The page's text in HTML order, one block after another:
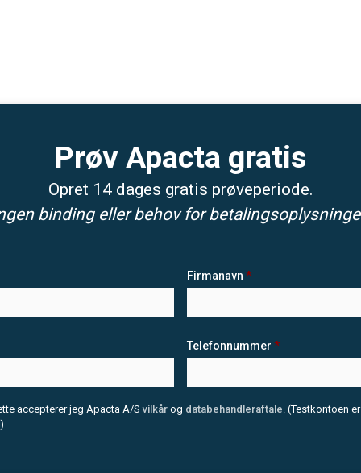
Prøv Apacta gratis
Opret 14 dages gratis prøveperiode.
binding eller behov for
Firmanavn *
Telefonnummer *
accepterer jeg Apacta A/Svilkår og databehandleraftale. (Testkontoen